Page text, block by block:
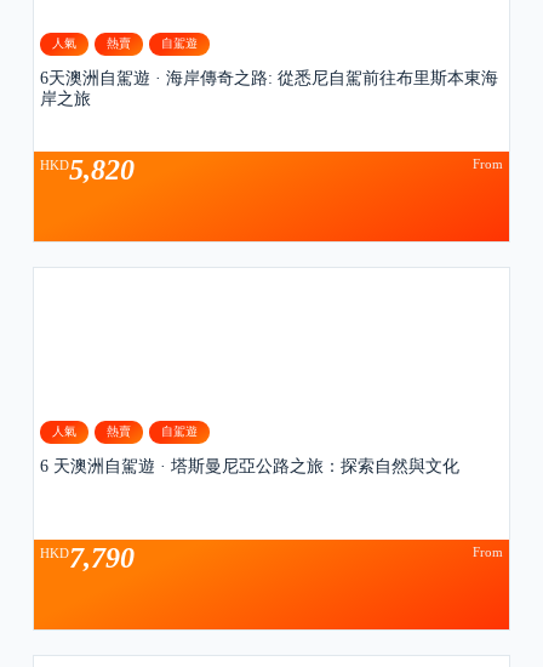
人氣 熱賣 自駕遊
6天澳洲自駕遊 · 海岸傳奇之路: 從悉尼自駕前往布里斯本東海
岸之旅
From
HKD5,820
人氣 熱賣 自駕遊
6 天澳洲自駕遊 · 塔斯曼尼亞公路之旅：探索自然與文化
From
HKD7,790